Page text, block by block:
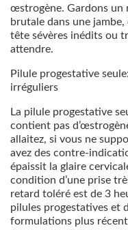
œstrogène. Gardons un
brutale dans une
tête sévères inédits ou
attendre.
Pilule progestative
irréguliers
La pilule progestative
contient pas
allaitez, si vous ne
avez des contre-
épaissit la glaire
condition d’une prise
retard toléré est de 3
pilules progestatives et
formulations plus